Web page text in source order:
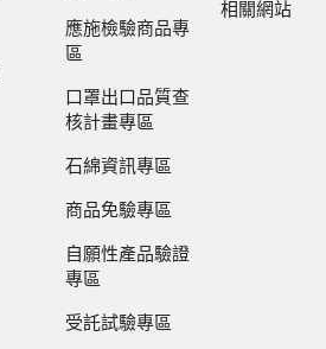
應施檢驗商品專
區
口罩出口品質查
核計畫專區
石綿資訊專區
商品免驗專區
自願性產品驗證
專區
受託試驗專區
相關網站